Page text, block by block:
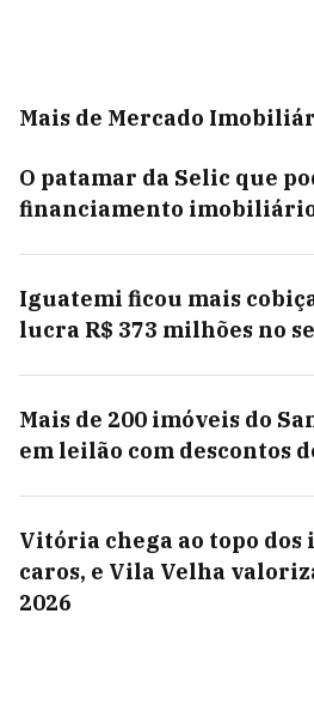
Mais de Mercado
O patamar da Selic que
financiamento
Iguatemi ficou mais
lucra R$ 373 milhões no
Mais de 200 imóveis do
em leilão com descontos
Vitória chega ao topo dos
caros, e Vila Velha
2026